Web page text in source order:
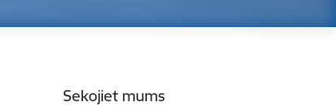
Sekojiet mums